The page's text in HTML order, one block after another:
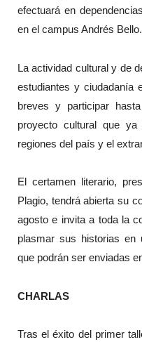
efectuará en
en el campus Andrés Bello.
La actividad cultural y de
estudiantes y ciudadanía
breves y participar
proyecto cultural que
regiones del país y el
El certamen literario,
Plagio, tendrá abierta su
agosto e invita a toda la
plasmar sus historias en
que podrán ser enviadas
CHARLAS
Tras el éxito del primer